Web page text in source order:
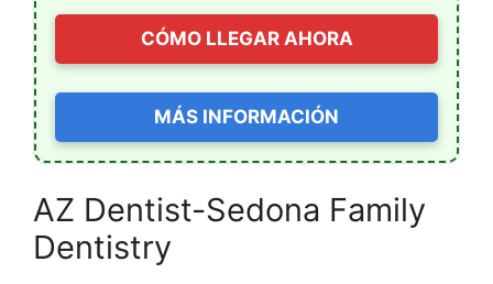
CÓMO LLEGAR AHORA
MÁS INFORMACIÓN
AZ Dentist-Sedona Family
Dentistry